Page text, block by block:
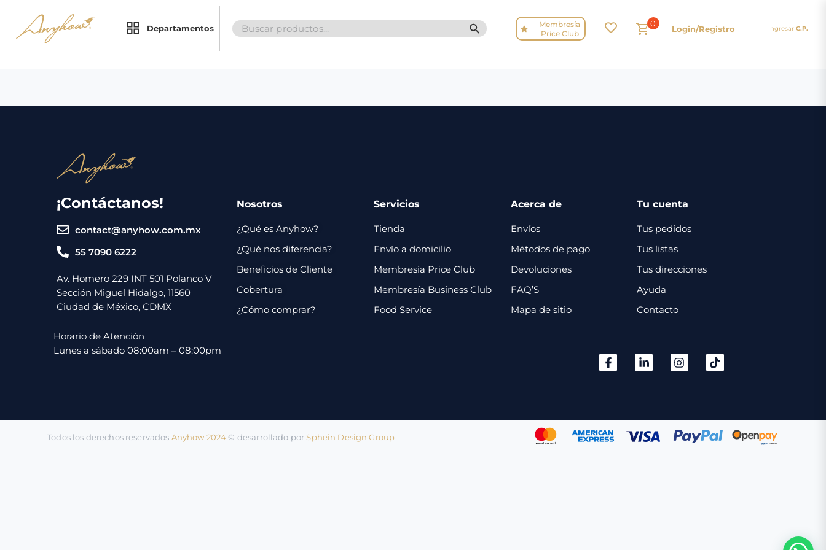
Departamentos
Search
for:
SEARCH BUTTON
Membresía
Price Club
0
Login/Registro Ingresar C.P.
¡Contáctanos!
contact@anyhow.com.mx
55 7090 6222
Av. Homero 229 INT 501 Polanco V
Sección Miguel Hidalgo, 11560
Ciudad de México, CDMX
Nosotros
¿Qué es Anyhow?
¿Qué nos diferencia?
Beneficios de Cliente
Cobertura
¿Cómo comprar?
Servicios
Tienda
Envío a domicilio
Membresía Price Club
Membresía Business Club
Food Service
Acerca de
Envíos
Métodos de pago
Devoluciones
FAQ’S
Mapa de sitio
Tu cuenta
Tus pedidos
Tus listas
Tus direcciones
Ayuda
Contacto
Horario de Atención
Lunes a sábado 08:00am – 08:00pm
Todos los derechos reservados Anyhow 2024©️ desarrollado porSphein Design Group
Promociones
Servicios
Envíos
Métodos
Contacto
Inicio
Regalos
Contacto